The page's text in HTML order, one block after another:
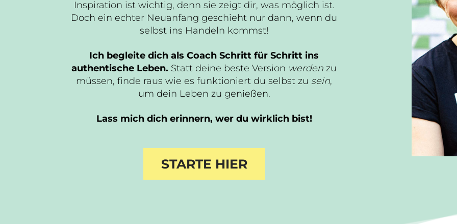
Inspiration ist wichtig, denn sie zeigt dir, was möglich ist.
Doch ein echter Neuanfang geschieht nur dann, wenn du
selbst ins Handeln kommst!
Ich begleite dich als Coach Schritt für Schritt ins
authentische Leben. Statt deine beste Version werdenzu
müssen, finde raus wie es funktioniert du selbst zu sein,
um dein Leben zu genießen.
Lass mich dich erinnern, wer du wirklich bist!
STARTE HIER